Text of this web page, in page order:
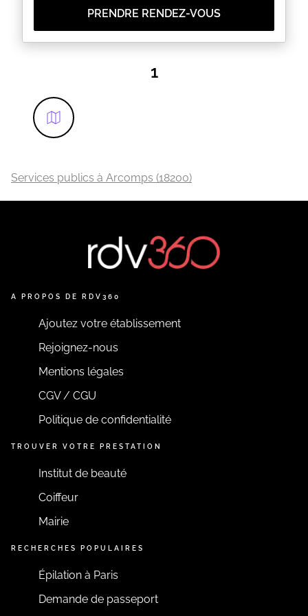
PRENDRE RENDEZ-VOUS
1
Services publics à Arcomps (18200)
A PROPOS DE RDV360
Ajoutez votre établissement
Rejoignez-nous
Mentions légales
CGV / CGU
Politique de confidentialité
TROUVER VOTRE PRESTATION
Institut de beauté
Coiffeur
Mairie
RECHERCHES POPULAIRES
Épilation à Paris
Demande de passeport